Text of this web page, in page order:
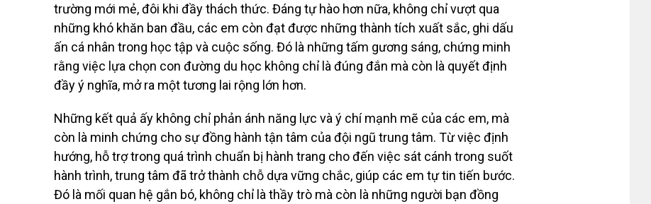
trường mới mẻ, đôi khi đầy thách thức. Đáng tự hào hơn nữa, không chỉ vượt qua
những khó khăn ban đầu, các em còn đạt được những thành tích xuất sắc, ghi dấu
ấn cá nhân trong học tập và cuộc sống. Đó là những tấm gương sáng, chứng minh
rằng việc lựa chọn con đường du học không chỉ là đúng đắn mà còn là quyết định
đầy ý nghĩa, mở ra một tương lai rộng lớn hơn.
Những kết quả ấy không chỉ phản ánh năng lực và ý chí mạnh mẽ của các em, mà
còn là minh chứng cho sự đồng hành tận tâm của đội ngũ trung tâm. Từ việc định
hướng, hỗ trợ trong quá trình chuẩn bị hành trang cho đến việc sát cánh trong suốt
hành trình, trung tâm đã trở thành chỗ dựa vững chắc, giúp các em tự tin tiến bước.
Đó là mối quan hệ gắn bó, không chỉ là thầy trò mà còn là những người bạn đồng